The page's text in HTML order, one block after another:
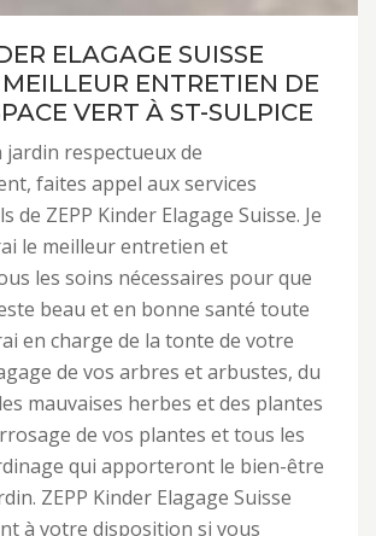
ELAGAGE SUISSE
ENTRETIEN DE
VERT À ST-SULPICE
respectueux de
faites appel aux services
de ZEPP Kinder Elagage Suisse. Je
le meilleur entretien et
les soins nécessaires pour que
beau et en bonne santé toute
en charge de la tonte de votre
de vos arbres et arbustes, du
mauvaises herbes et des plantes
de vos plantes et tous les
qui apporteront le bien-être
ZEPP Kinder Elagage Suisse
à votre disposition si vous